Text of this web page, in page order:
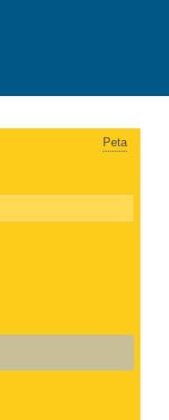
Peta